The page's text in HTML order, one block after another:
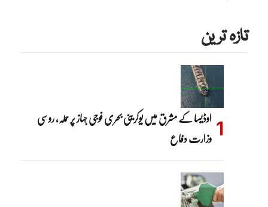
تازہ ترین
اوڈیسا کے مشرق میں یوکرینی بحری فوجی جہاز پر حملہ، روسی
وزارت دفاع